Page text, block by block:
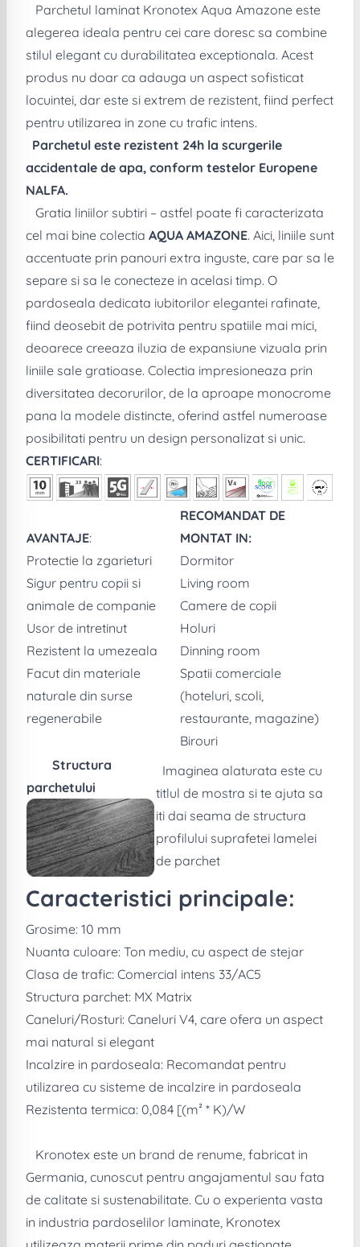
Parchetul laminat Kronotex Aqua Amazone este
alegerea ideala pentru cei care doresc sa combine
stilul elegant cu durabilitatea exceptionala. Acest
produs nu doar ca adauga un aspect sofisticat
locuintei, dar este si extrem de rezistent, fiind perfect
pentru utilizarea in zone cu trafic intens.
Parchetul este rezistent 24h la scurgerile
accidentale de apa, conform testelor Europene
NALFA.
Gratia liniilor subtiri – astfel poate fi caracterizata
cel mai bine colectia AQUA AMAZONE. Aici, liniile sunt
accentuate prin panouri extra inguste, care par sa le
separe si sa le conecteze in acelasi timp. O
pardoseala dedicata iubitorilor elegantei rafinate,
fiind deosebit de potrivita pentru spatiile mai mici,
deoarece creeaza iluzia de expansiune vizuala prin
liniile sale gratioase. Colectia impresioneaza prin
diversitatea decorurilor, de la aproape monocrome
pana la modele distincte, oferind astfel numeroase
posibilitati pentru un design personalizat si unic.
CERTIFICARI:
AVANTAJE:
Protectie la zgarieturi
Sigur pentru copii si
animale de companie
Usor de intretinut
Rezistent la umezeala
Facut din materiale
naturale din surse
regenerabile
RECOMANDAT DE
MONTAT IN:
Dormitor
Living room
Camere de copii
Holuri
Dinning room
Spatii comerciale
(hoteluri, scoli,
restaurante, magazine)
Birouri
Structura
parchetului
Imaginea alaturata este cu
titlul de mostra si te ajuta sa
iti dai seama de structura
profilului suprafetei lamelei
de parchet
Caracteristici principale:
Grosime: 10 mm
Nuanta culoare: Ton mediu, cu aspect de stejar
Clasa de trafic: Comercial intens 33/AC5
Structura parchet: MX Matrix
Caneluri/Rosturi: Caneluri V4, care ofera un aspect
mai natural si elegant
Incalzire in pardoseala: Recomandat pentru
utilizarea cu sisteme de incalzire in pardoseala
Rezistenta termica: 0,084 [(m² * K)/W
Kronotex este un brand de renume, fabricat in
Germania, cunoscut pentru angajamentul sau fata
de calitate si sustenabilitate. Cu o experienta vasta
in industria pardoselilor laminate, Kronotex